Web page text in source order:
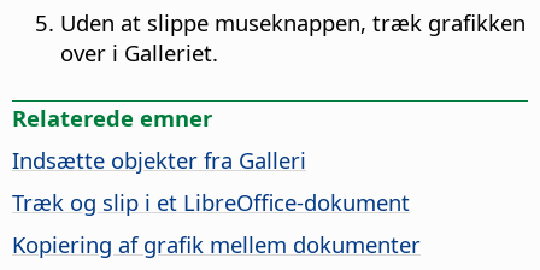
Uden at slippe museknappen, træk grafikken
over i Galleriet.
Relaterede emner
Indsætte objekter fra Galleri
Træk og slip i et LibreOffice-dokument
Kopiering af grafik mellem dokumenter